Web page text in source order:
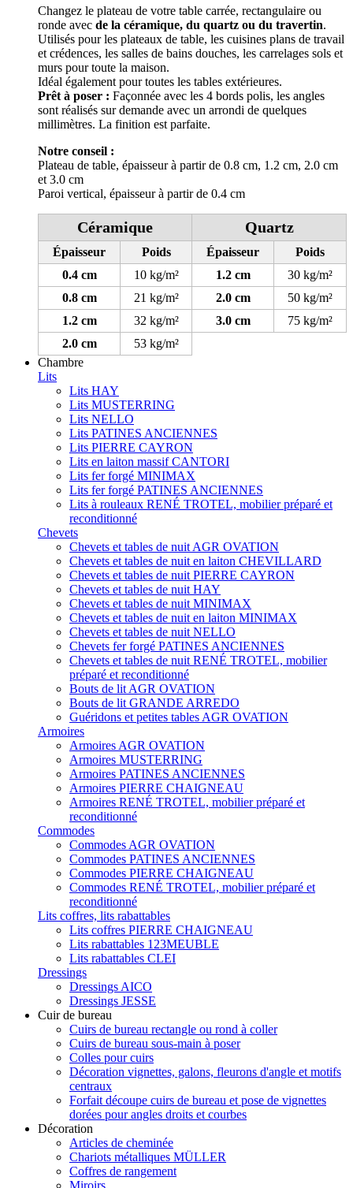
Changez le plateau de votre table carrée, rectangulaire ou
ronde avec de la céramique, du quartz ou du travertin.
Utilisés pour les plateaux de table, les cuisines plans de travail
et crédences, les salles de bains douches, les carrelages sols et
murs pour toute la maison.
Idéal également pour toutes les tables extérieures.
Prêt à poser : Façonnée avec les 4 bords polis, les angles
sont réalisés sur demande avec un arrondi de quelques
millimètres. La finition est parfaite.
Notre conseil :
Plateau de table, épaisseur à partir de 0.8 cm, 1.2 cm, 2.0 cm
et 3.0 cm
Paroi vertical, épaisseur à partir de 0.4 cm
Céramique Quartz
Épaisseur Poids Épaisseur
Poids
0.4 cm
10 kg/m² 1.2 cm
30 kg/m²
0.8 cm
21 kg/m² 2.0 cm
50 kg/m²
1.2 cm
32 kg/m² 3.0 cm
75 kg/m²
2.0 cm
53 kg/m²
Chambre
Lits
Lits HAY
Lits MUSTERRING
Lits NELLO
Lits PATINES ANCIENNES
Lits PIERRE CAYRON
Lits en laiton massif CANTORI
Lits fer forgé MINIMAX
Lits fer forgé PATINES ANCIENNES
Lits à rouleaux RENÉ TROTEL, mobilier préparé et
reconditionné
Chevets
Chevets et tables de nuit AGR OVATION
Chevets et tables de nuit en laiton CHEVILLARD
Chevets et tables de nuit PIERRE CAYRON
Chevets et tables de nuit HAY
Chevets et tables de nuit MINIMAX
Chevets et tables de nuit en laiton MINIMAX
Chevets et tables de nuit NELLO
Chevets fer forgé PATINES ANCIENNES
Chevets et tables de nuit RENÉ TROTEL, mobilier
préparé et reconditionné
Bouts de lit AGR OVATION
Bouts de lit GRANDE ARREDO
Guéridons et petites tables AGR OVATION
Armoires
Armoires AGR OVATION
Armoires MUSTERRING
Armoires PATINES ANCIENNES
Armoires PIERRE CHAIGNEAU
Armoires RENÉ TROTEL, mobilier préparé et
reconditionné
Commodes
Commodes AGR OVATION
Commodes PATINES ANCIENNES
Commodes PIERRE CHAIGNEAU
Commodes RENÉ TROTEL, mobilier préparé et
reconditionné
Lits coffres, lits rabattables
Lits coffres PIERRE CHAIGNEAU
Lits rabattables 123MEUBLE
Lits rabattables CLEI
Dressings
Dressings AICO
Dressings JESSE
Cuir de bureau
Cuirs de bureau rectangle ou rond à coller
Cuirs de bureau sous-main à poser
Colles pour cuirs
Décoration vignettes, galons, fleurons d'angle et motifs
centraux
Forfait découpe cuirs de bureau et pose de vignettes
dorées pour angles droits et courbes
Décoration
Articles de cheminée
Chariots métalliques MÜLLER
Coffres de rangement
Miroirs